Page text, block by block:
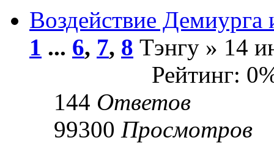
Воздействие Демиурга
1 ... 6, 7, 8 Тэнгу » 14
Рейтинг:
144 Ответов
99300 Просмотров